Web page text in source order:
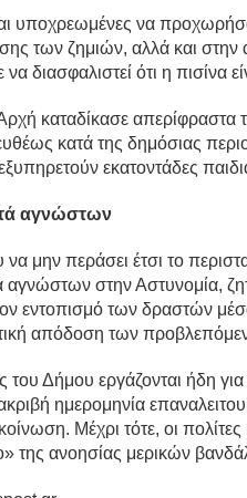
υποχρεωμένες να
των ζημιών, αλλά και στην
διασφαλιστεί ότι η πισίνα
καταδίκασε απερίφραστα
κατά της δημόσιας
εκατοντάδες
αγνώστων
να μην περάσει έτσι το
αγνώστων στην Αστυνομία,
εντοπισμό των δραστών
απόδοση των
του Δήμου εργάζονται ήδη
ημερομηνία
Μέχρι τότε, οι
της ανοησίας μερικών